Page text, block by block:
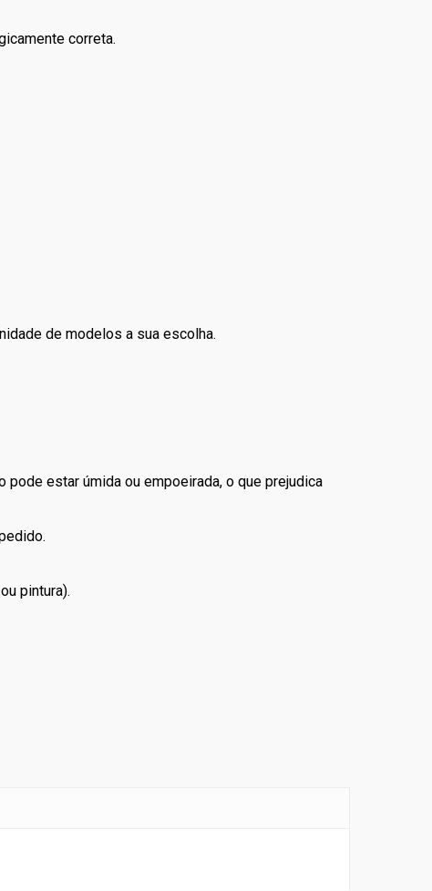
correta.
de modelos a sua escolha.
estar úmida ou empoeirada, o que prejudica
pintura).